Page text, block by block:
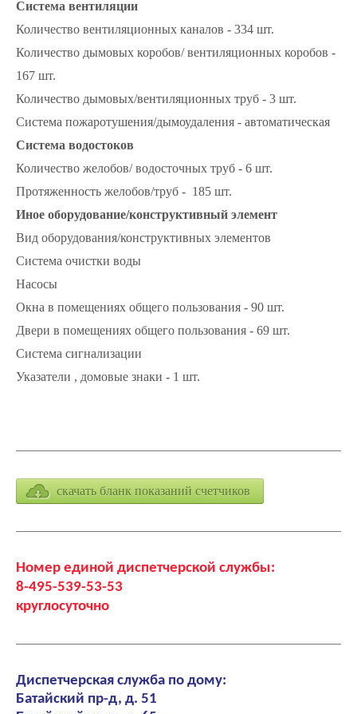
Система вентиляции
Количество вентиляционных каналов - 334 шт.
Количество дымовых коробов/ вентиляционных коробов -
167 шт.
Количество дымовых/вентиляционных труб - 3 шт.
Система пожаротушения/дымоудаления - автоматическая
Система водостоков
Количество желобов/ водосточных труб - 6 шт.
Протяженность желобов/труб - 185 шт.
Иное оборудование/конструктивный элемент
Вид оборудования/конструктивных элементов
Система очистки воды
Насосы
Окна в помещениях общего пользования - 90 шт.
Двери в помещениях общего пользования - 69 шт.
Система сигнализации
Указатели , домовые знаки - 1 шт.
скачать бланк показаний счетчиков
Номер единой диспетчерской службы:
8-495-539-53-53
круглосуточно
Диспетчерская служба по дому:
Батайский пр-д, д. 51